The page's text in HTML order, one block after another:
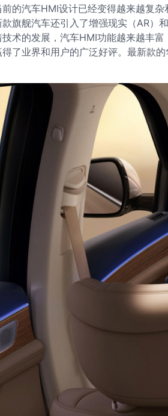
前的汽车HMI设计已经变得越来越复
款旗舰汽车还引入了增强现实（AR）
技术的发展，汽车HMI功能越来越丰
得了业界和用户的广泛好评。最新款